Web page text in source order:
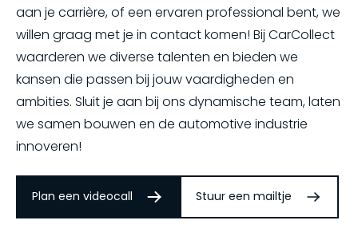
aan je carrière, of een ervaren professional bent, we
willen graag met je in contact komen! Bij CarCollect
waarderen we diverse talenten en bieden we
kansen die passen bij jouw vaardigheden en
ambities. Sluit je aan bij ons dynamische team, laten
we samen bouwen en de automotive industrie
innoveren!
Plan een videocall Stuur een mailtje